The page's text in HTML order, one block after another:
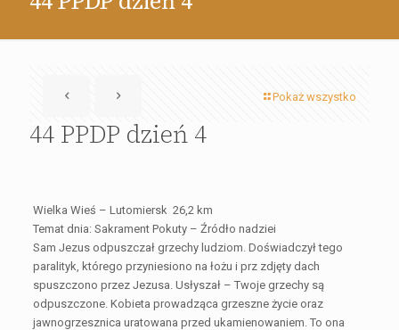
Pokaż wszystko
44 PPDP dzień 4
Wielka Wieś – Lutomiersk 26,2 km
Temat dnia: Sakrament Pokuty – Źródło nadziei
Sam Jezus odpuszczał grzechy ludziom. Doświadczył tego
paralityk, którego przyniesiono na łożu i prz zdjęty dach
spuszczono przez Jezusa. Usłyszał – Twoje grzechy są
odpuszczone. Kobieta prowadząca grzeszne życie oraz
jawnogrzesznica uratowana przed ukamienowaniem. To ona